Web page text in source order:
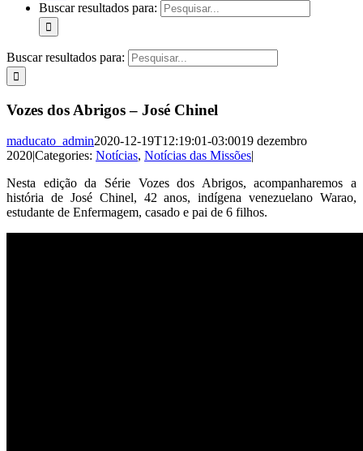
Buscar resultados para:
Buscar resultados para:
Vozes dos Abrigos – José Chinel
maducato_admin2020-12-19T12:19:01-03:0019 dezembro
2020|Categories: Notícias, Notícias das Missões|
Nesta edição da Série Vozes dos Abrigos, acompanharemos a
história de José Chinel, 42 anos, indígena venezuelano Warao,
estudante de Enfermagem, casado e pai de 6 filhos.